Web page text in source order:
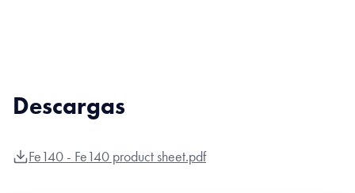
Descargas
Fe140 - Fe140 product sheet.pdf